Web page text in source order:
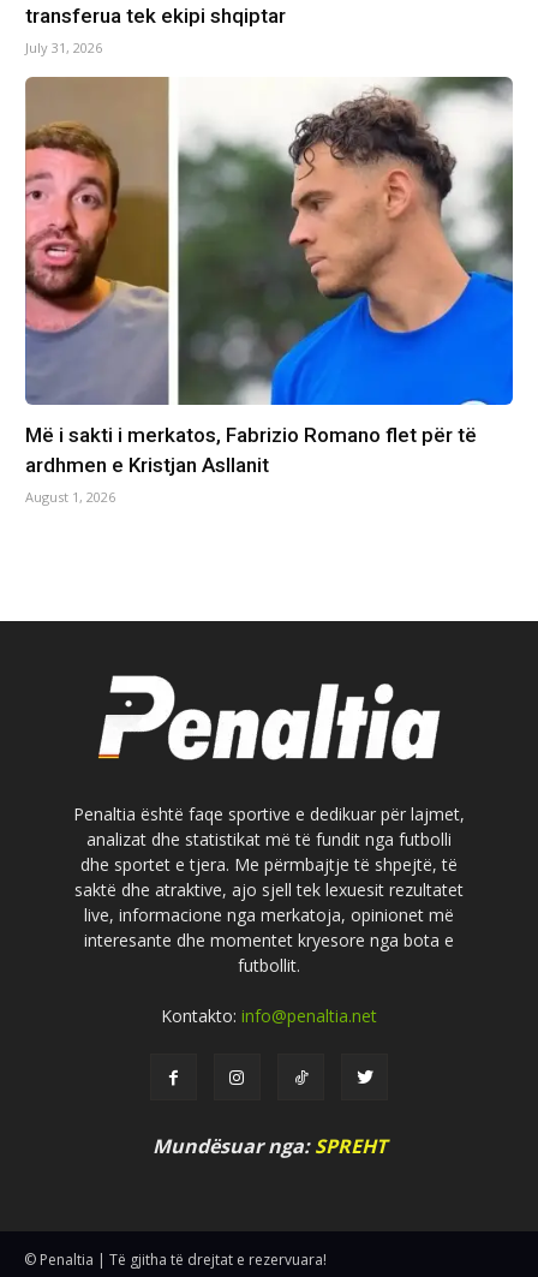
transferua tek ekipi shqiptar
July 31, 2026
Më i sakti i merkatos, Fabrizio Romano flet për të
ardhmen e Kristjan Asllanit
August 1, 2026
Penaltia është faqe sportive e dedikuar për lajmet,
analizat dhe statistikat më të fundit nga futbolli
dhe sportet e tjera. Me përmbajtje të shpejtë, të
saktë dhe atraktive, ajo sjell tek lexuesit rezultatet
live, informacione nga merkatoja, opinionet më
interesante dhe momentet kryesore nga bota e
futbollit.
Kontakto: info@penaltia.net
Mundësuar nga:SPREHT
© Penaltia | Të gjitha të drejtat e rezervuara!